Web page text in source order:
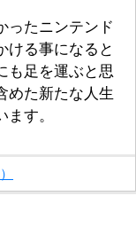
ったニンテンド
ける事になると
も足を運ぶと思
めた新たな人生
す。